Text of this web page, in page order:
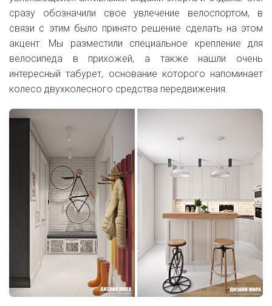
сразу обозначили свое увлечение велоспортом, в
связи с этим было принято решение сделать на этом
акцент. Мы разместили специальное крепление для
велосипеда в прихожей, а также нашли очень
интересный табурет, основание которого напоминает
колесо двухколесного средства передвижения.